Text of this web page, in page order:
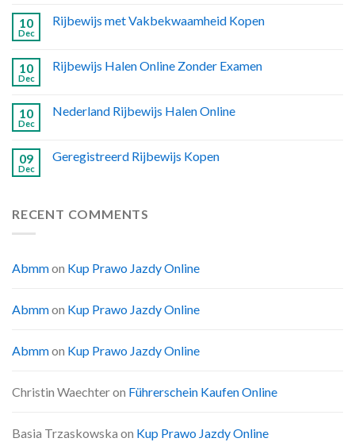
10
Dec
Rijbewijs met Vakbekwaamheid Kopen
10
Dec
Rijbewijs Halen Online Zonder Examen
10
Dec
Nederland Rijbewijs Halen Online
09
Dec
Geregistreerd Rijbewijs Kopen
RECENT COMMENTS
Abmmon Kup Prawo Jazdy Online
Abmmon Kup Prawo Jazdy Online
Abmmon Kup Prawo Jazdy Online
Christin Waechteron Führerschein Kaufen Online
Basia Trzaskowska on Kup Prawo Jazdy Online